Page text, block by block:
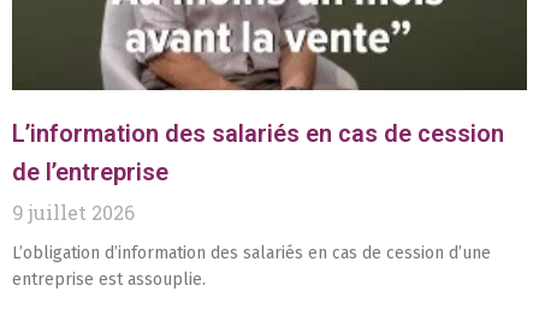
L’information des salariés en cas de cession
de l’entreprise
9 juillet 2026
L’obligation d’information des salariés en cas de cession d’une
entreprise est assouplie.